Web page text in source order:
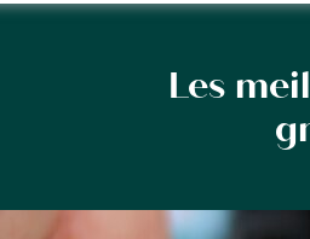
• SOMMEIL
• MÉDECINE
• SOINS
Les